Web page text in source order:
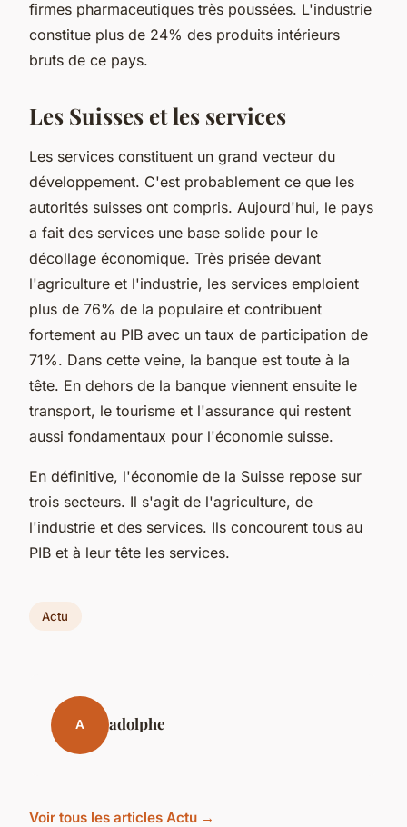
firmes pharmaceutiques très poussées. L'industrie
constitue plus de 24% des produits intérieurs
bruts de ce pays.
Les Suisses et les services
Les services constituent un grand vecteur du
développement. C'est probablement ce que les
autorités suisses ont compris. Aujourd'hui, le pays
a fait des services une base solide pour le
décollage économique. Très prisée devant
l'agriculture et l'industrie, les services emploient
plus de 76% de la populaire et contribuent
fortement au PIB avec un taux de participation de
71%. Dans cette veine, la banque est toute à la
tête. En dehors de la banque viennent ensuite le
transport, le tourisme et l'assurance qui restent
aussi fondamentaux pour l'économie suisse.
En définitive, l'économie de la Suisse repose sur
trois secteurs. Il s'agit de l'agriculture, de
l'industrie et des services. Ils concourent tous au
PIB et à leur tête les services.
Actu
A adolphe
Voir tous les articles Actu →